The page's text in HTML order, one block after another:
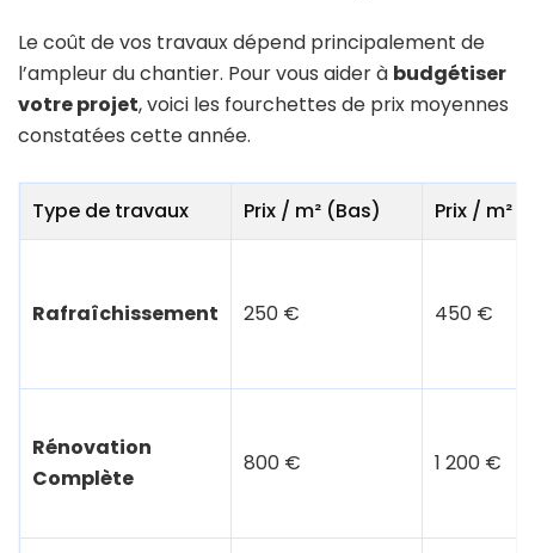
Le coût de vos travaux dépend principalement de
l’ampleur du chantier. Pour vous aider à budgétiser
votre projet, voici les fourchettes de prix moyennes
constatées cette année.
Type de travaux Prix / m² (Bas) Prix / m²
Rafraîchissement 250 € 450 €
Rénovation
Complète
800 € 1 200 €